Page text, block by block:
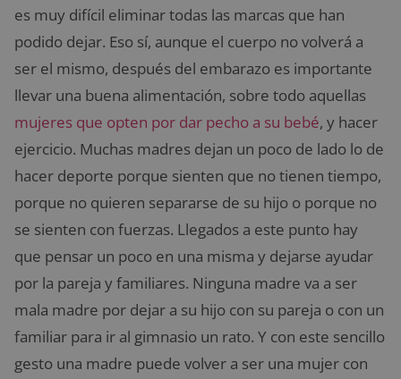
es muy difícil eliminar todas las marcas que han
podido dejar. Eso sí, aunque el cuerpo no volverá a
ser el mismo, después del embarazo es importante
llevar una buena alimentación, sobre todo aquellas
mujeres que opten por dar pecho a su bebé, y hacer
ejercicio. Muchas madres dejan un poco de lado lo de
hacer deporte porque sienten que no tienen tiempo,
porque no quieren separarse de su hijo o porque no
se sienten con fuerzas. Llegados a este punto hay
que pensar un poco en una misma y dejarse ayudar
por la pareja y familiares. Ninguna madre va a ser
mala madre por dejar a su hijo con su pareja o con un
familiar para ir al gimnasio un rato. Y con este sencillo
gesto una madre puede volver a ser una mujer con